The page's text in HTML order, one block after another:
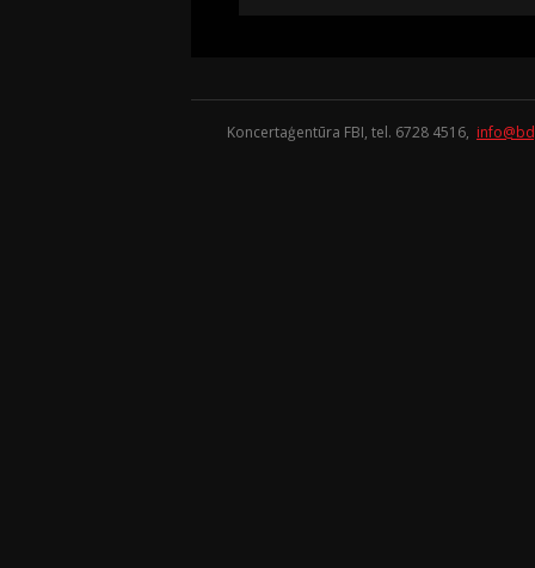
Koncertaģentūra FBI, tel. 6728 4516,